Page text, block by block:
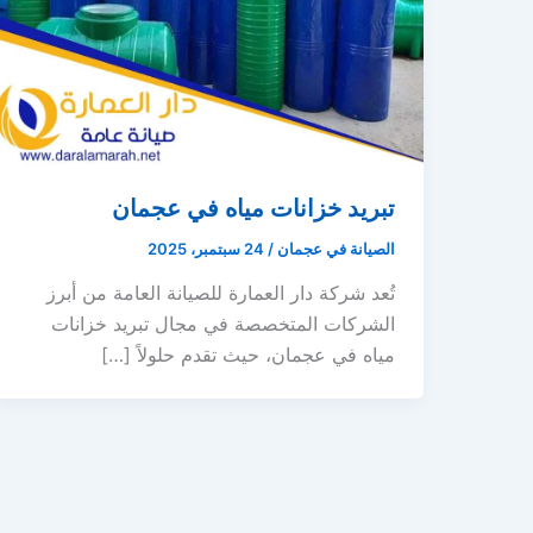
تبريد خزانات مياه في عجمان
الصيانة في عجمان / 24 سبتمبر، 2025
تُعد شركة دار العمارة للصيانة العامة من أبرز
الشركات المتخصصة في مجال تبريد خزانات
مياه في عجمان، حيث تقدم حلولاً […]